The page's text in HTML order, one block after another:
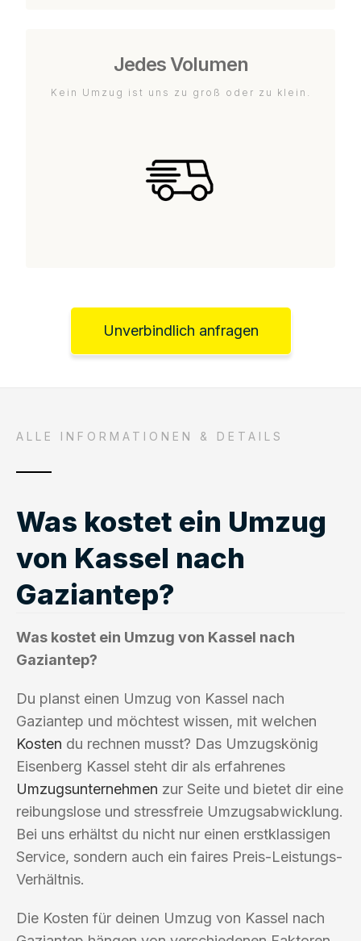
Jedes Volumen
Kein Umzug ist uns zu groß oder zu klein.
Unverbindlich anfragen
ALLE INFORMATIONEN & DETAILS
Was kostet ein Umzug
von Kassel nach
Gaziantep?
Was kostet ein Umzug von Kassel nach
Gaziantep?
Du planst einen Umzug von Kassel nach
Gaziantep und möchtest wissen, mit welchen
Kosten du rechnen musst? Das Umzugskönig
Eisenberg Kassel steht dir als erfahrenes
Umzugsunternehmen zur Seite und bietet dir eine
reibungslose und stressfreie Umzugsabwicklung.
Bei uns erhältst du nicht nur einen erstklassigen
Service, sondern auch ein faires Preis-Leistungs-
Verhältnis.
Die Kosten für deinen Umzug von Kassel nach